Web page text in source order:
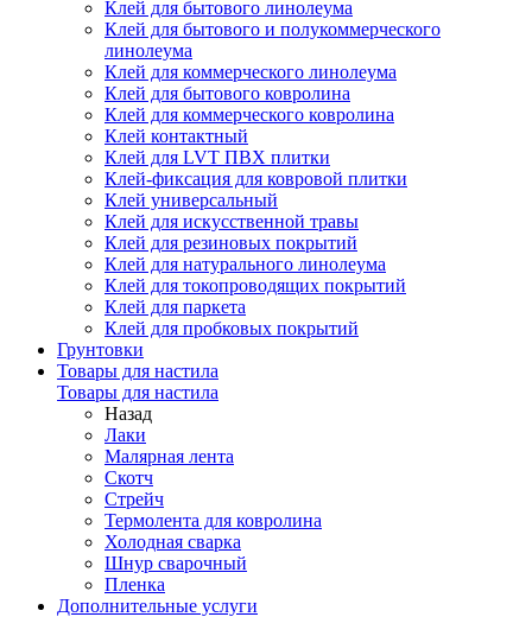
Клей для бытового линолеума
Клей для бытового и полукоммерческого
линолеума
Клей для коммерческого линолеума
Клей для бытового ковролина
Клей для коммерческого ковролина
Клей контактный
Клей для LVT ПВХ плитки
Клей-фиксация для ковровой плитки
Клей универсальный
Клей для искусственной травы
Клей для резиновых покрытий
Клей для натурального линолеума
Клей для токопроводящих покрытий
Клей для паркета
Клей для пробковых покрытий
Грунтовки
Товары для настила
Товары для настила
Назад
Лаки
Малярная лента
Скотч
Стрейч
Термолента для ковролина
Холодная сварка
Шнур сварочный
Пленка
Дополнительные услуги